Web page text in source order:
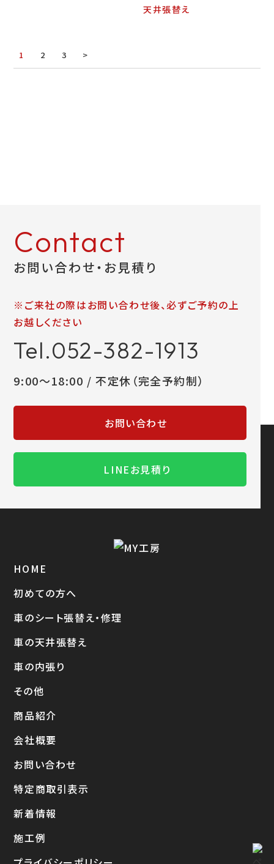
天井張替え
1 2 3 >
Contact
お問い合わせ・お見積り
※ご来社の際はお問い合わせ後、必ずご予約の上
お越しください
Tel.052-382-1913
9:00～18:00 / 不定休（完全予約制）
お問い合わせ
LINEお見積り
HOME
初めての方へ
車のシート張替え・修理
車の天井張替え
車の内張り
その他
商品紹介
会社概要
お問い合わせ
特定商取引表示
新着情報
施工例